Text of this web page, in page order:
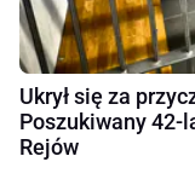
Ukrył się za
Poszukiwany 42-
Rejów